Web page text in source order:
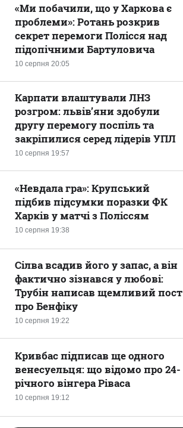
10 серпня 20:05
«Ми побачили, що у Харкова є
проблеми»: Ротань розкрив
секрет перемоги Полісся над
підопічними Бартуловича
10 серпня 19:57
Карпати влаштували ЛНЗ
розгром: львів’яни здобули
другу перемогу поспіль та
закріпилися серед лідерів УПЛ
10 серпня 19:38
«Невдала гра»: Крупський
підбив підсумки поразки ФК
Харків у матчі з Поліссям
10 серпня 19:22
Сілва всадив його у запас, а він
фактично зізнався у любові:
Трубін написав щемливий пост
про Бенфіку
10 серпня 19:12
Кривбас підписав ще одного
венесуельця: що відомо про 24-
річного вінгера Ріваса